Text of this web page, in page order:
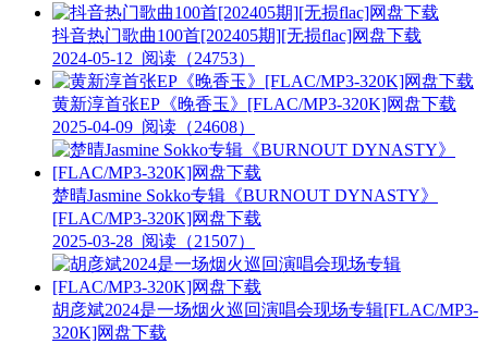
抖音热门歌曲100首[202405期][无损flac]网盘下载
2024-05-12 阅读（24753）
黄新淳首张EP《晚香玉》[FLAC/MP3-320K]网盘下载
2025-04-09 阅读（24608）
楚晴Jasmine Sokko专辑《BURNOUT DYNASTY》
[FLAC/MP3-320K]网盘下载
2025-03-28 阅读（21507）
胡彦斌2024是一场烟火巡回演唱会现场专辑[FLAC/MP3-
320K]网盘下载